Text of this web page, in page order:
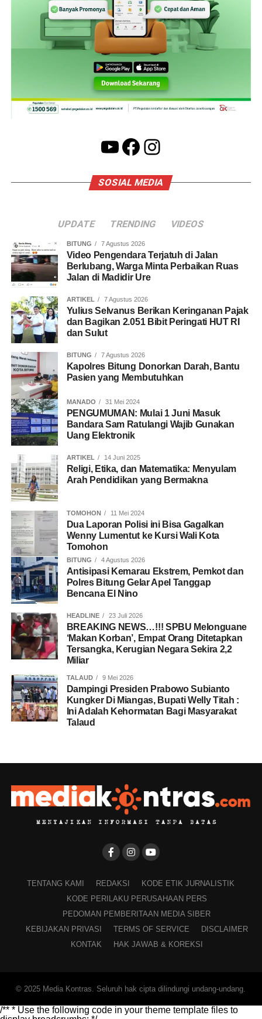
YouTube
Facebook
Instagram
SOSIAL MEDIA
UPDATE TRENDING VIDEOS
BITUNG 7 Agustus 2026
Video Pengendara Terjatuh di Jalan
Berlubang, Warga Minta Perbaikan Ruas
Jalan di Madidir Ure
ARTIKEL 7 Agustus 2026
Yulius Selvanus Berikan Keringanan Pajak
dan Bagikan 2.051 Bibit Peringati HUT RI
dan Sulut
BITUNG 7 Agustus 2026
Kapolres Bitung Donorkan Darah, Bantu
Pasien yang Membutuhkan
MANADO 31 Mei 2024
PENGUMUMAN: Mulai 1 Juni Masuk
Bandara Sam Ratulangi Wajib Gunakan
Uang Elektronik
ARTIKEL 14 Juni 2025
Religi, Etika, dan Matematika: Menyulam
Arah Pendidikan yang Bermakna
TOMOHON 11 Mei 2024
Dua Laporan Polisi ini Bisa Gagalkan
Wenny Lumentut ke Kursi Wali Kota
Tomohon
BITUNG 4 Agustus 2026
Antisipasi Kemarau Ekstrem, Pemkot dan
Polres Bitung Gelar Apel Tanggap
Bencana El Nino
HEADLINE 23 Juli 2026
BREAKING NEWS…!!! SPBU Melonguane
‘Makan Korban’, Empat Orang Ditetapkan
Tersangka, Kerugian Negara Sekira 2,2
Miliar
TALAUD 9 Mei 2026
Dampingi Presiden Prabowo Subianto
Kungker Di Miangas, Bupati Welly Titah :
Ini Adalah Kehormatan Bagi Masyarakat
Talaud
TENTANG KAMI REDAKSI
KODE ETIK JURNALISTIK
KODE PERILAKU PERUSAHAAN PERS
PEDOMAN PEMBERITAAN MEDIA SIBER
KEBIJAKAN PRIVASI
TERMS OF SERVICE
DISCLAIMER
KONTAK
HAK JAWAB & KOREKSI
© 2025 Media Kontras. Seluruh hak cipta dilindungi undang-undang.
/** * Use the following code in your theme template files to